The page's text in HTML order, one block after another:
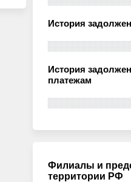
История
История
платежам
Филиалы и
территории РФ